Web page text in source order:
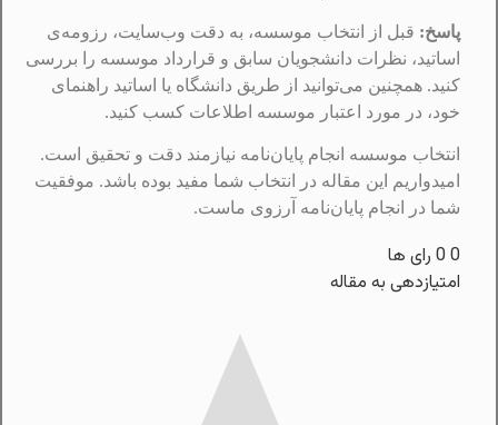
پاسخ: قبل از انتخاب موسسه، به دقت وب‌سایت، رزومه‌ی
اساتید، نظرات دانشجویان سابق و قرارداد موسسه را بررسی
کنید. همچنین می‌توانید از طریق دانشگاه یا اساتید راهنمای
خود، در مورد اعتبار موسسه اطلاعات کسب کنید.
انتخاب موسسه انجام پایان‌نامه نیازمند دقت و تحقیق است.
امیدواریم این مقاله در انتخاب شما مفید بوده باشد. موفقیت
شما در انجام پایان‌نامه آرزوی ماست.
0
0 رای ها
امتیازدهی به مقاله